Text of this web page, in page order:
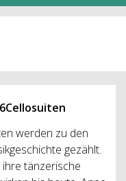
werden zu den
gezählt.
tänzerische